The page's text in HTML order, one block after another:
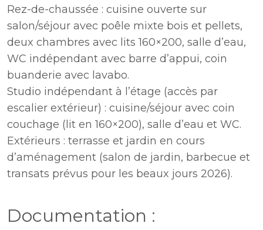
Rez-de-chaussée : cuisine ouverte sur
salon/séjour avec poêle mixte bois et pellets,
deux chambres avec lits 160×200, salle d’eau,
WC indépendant avec barre d’appui, coin
buanderie avec lavabo.
Studio indépendant à l’étage (accès par
escalier extérieur) : cuisine/séjour avec coin
couchage (lit en 160×200), salle d’eau et WC.
Extérieurs : terrasse et jardin en cours
d’aménagement (salon de jardin, barbecue et
transats prévus pour les beaux jours 2026).
Documentation :